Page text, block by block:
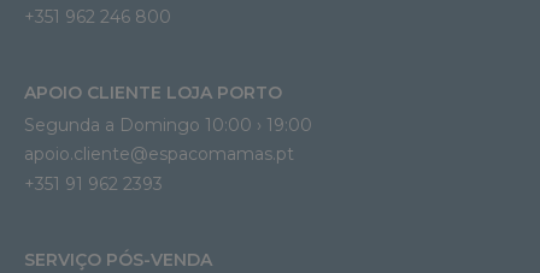
+351 962 246 800
APOIO CLIENTE LOJA PORTO
Segunda a Domingo 10:00 › 19:00
apoio.cliente@espacomamas.pt
+351 91 962 2393
SERVIÇO PÓS-VENDA